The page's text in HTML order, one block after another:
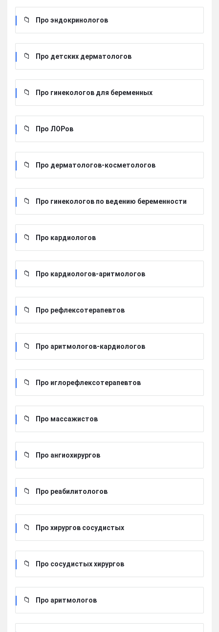
Про эндокринологов
Про детских дерматологов
Про гинекологов для беременных
Про ЛОРов
Про дерматологов-косметологов
Про гинекологов по ведению беременности
Про кардиологов
Про кардиологов-аритмологов
Про рефлексотерапевтов
Про аритмологов-кардиологов
Про иглорефлексотерапевтов
Про массажистов
Про ангиохирургов
Про реабилитологов
Про хирургов сосудистых
Про сосудистых хирургов
Про аритмологов